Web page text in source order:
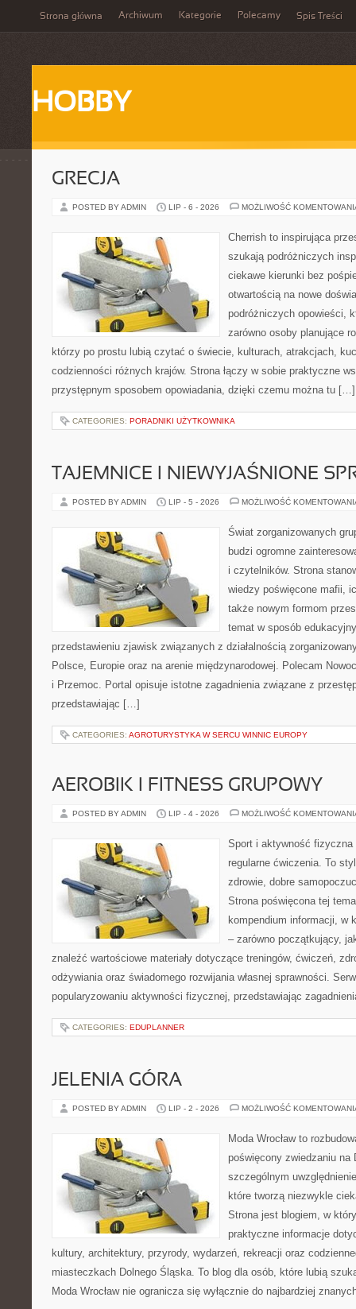
Strona główna Archiwum Kategorie Polecamy Spis Treści
HOBBY
GRECJA
POSTED BY ADMIN LIP - 6 - 2026 MOŻLIWOŚĆ
Cherrish to inspirująca
szukają podróżniczych
ciekawe kierunki bez
otwartością na nowe
podróżniczych opowieści,
zarówno osoby planujące
którzy po prostu lubią czytać o świecie, kulturach, atrakcjach,
codzienności różnych krajów. Strona łączy w sobie praktyczne
przystępnym sposobem opowiadania, dzięki czemu można tu […]
CATEGORIES: PORADNIKI UŻYTKOWNIKA
TAJEMNICE I NIEWYJAŚNIONE
POSTED BY ADMIN LIP - 5 - 2026 MOŻLIWOŚĆ
Świat zorganizowanych
budzi ogromne
i czytelników. Strona
wiedzy poświęcone mafii,
także nowym formom
temat w sposób
przedstawieniu zjawisk związanych z działalnością
Polsce, Europie oraz na arenie międzynarodowej. Polecam
i Przemoc. Portal opisuje istotne zagadnienia związane z
przedstawiając […]
CATEGORIES: AGROTURYSTYKA W SERCU WINNIC EUROPY
AEROBIK I FITNESS GRUPOWY
POSTED BY ADMIN LIP - 4 - 2026 MOŻLIWOŚĆ
Sport i aktywność
regularne ćwiczenia. To
zdrowie, dobre
Strona poświęcona tej
kompendium informacji, w
– zarówno początkujący,
znaleźć wartościowe materiały dotyczące treningów, ćwiczeń,
odżywiania oraz świadomego rozwijania własnej sprawności.
popularyzowaniu aktywności fizycznej, przedstawiając
CATEGORIES: EDUPLANNER
JELENIA GÓRA
POSTED BY ADMIN LIP - 2 - 2026 MOŻLIWOŚĆ
Moda Wrocław to
poświęcony zwiedzaniu na
szczególnym
które tworzą niezwykle
Strona jest blogiem, w
praktyczne informacje
kultury, architektury, przyrody, wydarzeń, rekreacji oraz
miasteczkach Dolnego Śląska. To blog dla osób, które lubią
Moda Wrocław nie ogranicza się wyłącznie do najbardziej